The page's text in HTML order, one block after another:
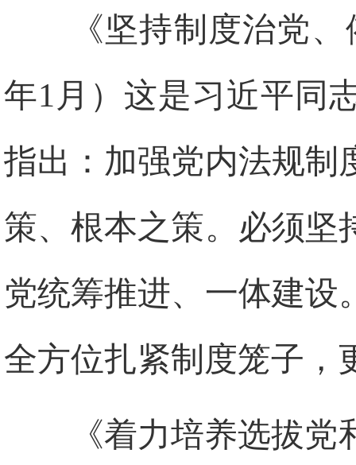
《坚持制度治党
年1月）这是习近平同
指出：加强党内法规制
策、根本之策。必须坚
党统筹推进、一体建设
全方位扎紧制度笼子，
《着力培养选拔